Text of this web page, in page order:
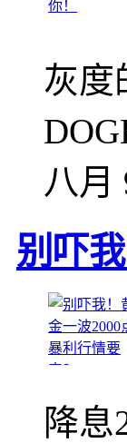
灰度
八月
别吓
降息